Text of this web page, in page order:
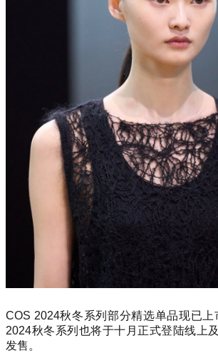
COS 2024秋冬系列部分精选单品现已上
2024秋冬系列也将于十月正式登陆线上
发售。